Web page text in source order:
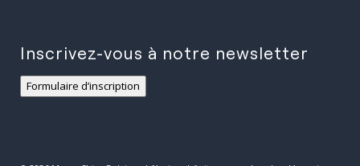
Inscrivez-vous à notre newsletter
Formulaire d’inscription